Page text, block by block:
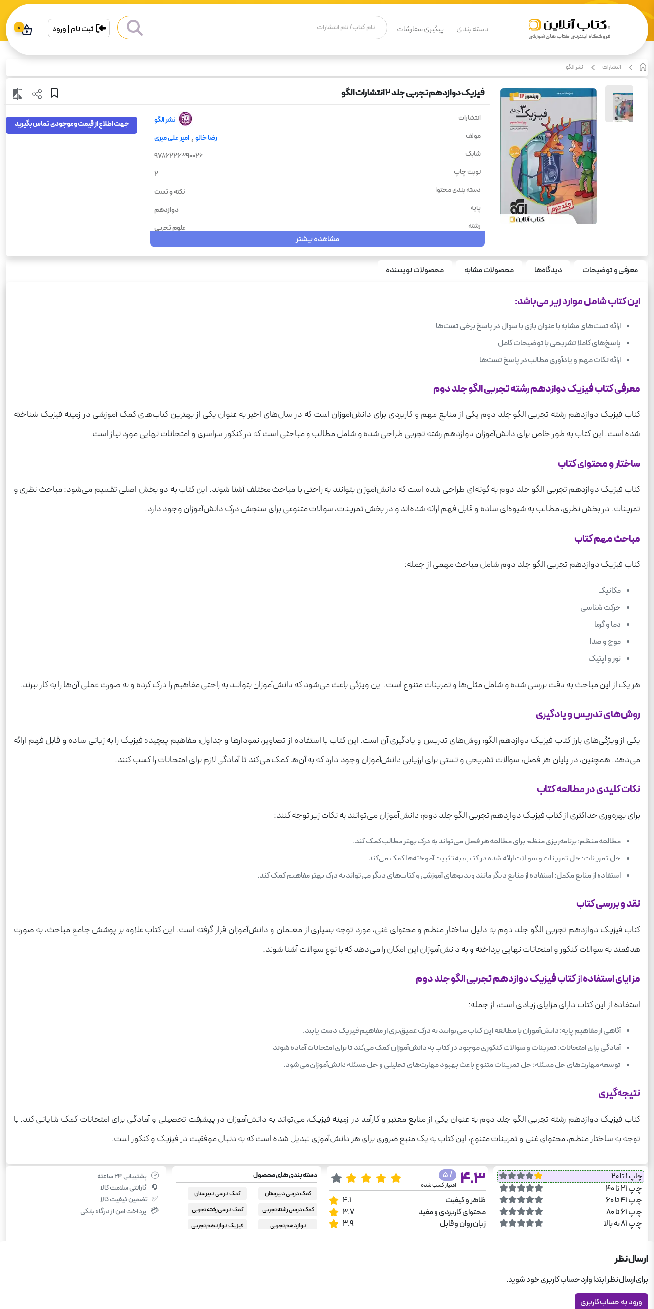
دسته بندی پیگیری سفارشات ثبت نام | ورود 0
انتشارات نشر الگو
فیزیک دوازدهم تجربی جلد 2 انتشارات الگو
انتشارات
نشر الگو
مولف
رضا خالو ،امیر علی میری
شابک
9786226390026
نوبت چاپ
2
دسته بندی محتوا
نکته و تست
پایه
دوازدهم
رشته
علوم تجربی
جامع
تعداد صفحه
مشاهده بیشتر
جهت اطلاع از قیمت و موجودی تماس بگیرید
معرفی و توضیحات دیدگاه‌ها محصولات مشابه محصولات نویسنده
این کتاب شامل موارد زیر می‌باشد:
ارائه تست‌های مشابه با عنوان بازی با سوال در پاسخ برخی تست‌ها
پاسخ‌های کاملا تشریحی با توضیحات کامل
ارائه نکات مهم و یادآوری مطالب در پاسخ تست‌ها
معرفی کتاب فیزیک دوازدهم رشته تجربی الگو جلد دوم
کتاب فیزیک دوازدهم رشته تجربی الگو جلد دوم یکی از منابع مهم و کاربردی برای دانش‌آموزان است که در سال‌های اخیر به عنوان یکی از بهترین کتاب‌های کمک آموزشی در زمینه فیزیک شناخته
شده است. این کتاب به طور خاص برای دانش‌آموزان دوازدهم رشته تجربی طراحی شده و شامل مطالب و مباحثی است که در کنکور سراسری و امتحانات نهایی مورد نیاز است.
ساختار و محتوای کتاب
کتاب فیزیک دوازدهم تجربی الگو جلد دوم به گونه‌ای طراحی شده است که دانش‌آموزان بتوانند به راحتی با مباحث مختلف آشنا شوند. این کتاب به دو بخش اصلی تقسیم می‌شود: مباحث نظری و
تمرینات. در بخش نظری، مطالب به شیوه‌ای ساده و قابل فهم ارائه شده‌اند و در بخش تمرینات، سوالات متنوعی برای سنجش درک دانش‌آموزان وجود دارد.
مباحث مهم کتاب
کتاب فیزیک دوازدهم تجربی الگو جلد دوم شامل مباحث مهمی از جمله:
مکانیک
حرکت شناسی
دما و گرما
موج و صدا
نور و اپتیک
هر یک از این مباحث به دقت بررسی شده و شامل مثال‌ها و تمرینات متنوع است. این ویژگی باعث می‌شود که دانش‌آموزان بتوانند به راحتی مفاهیم را درک کرده و به صورت عملی آن‌ها را به کار ببرند.
روش‌های تدریس و یادگیری
یکی از ویژگی‌های بارز کتاب فیزیک دوازدهم الگو، روش‌های تدریس و یادگیری آن است. این کتاب با استفاده از تصاویر، نمودارها و جداول، مفاهیم پیچیده فیزیک را به زبانی ساده و قابل فهم ارائه
می‌دهد. همچنین، در پایان هر فصل، سوالات تشریحی و تستی برای ارزیابی دانش‌آموزان وجود دارد که به آن‌ها کمک می‌کند تا آمادگی لازم برای امتحانات را کسب کنند.
نکات کلیدی در مطالعه کتاب
برای بهره‌وری حداکثری از کتاب فیزیک دوازدهم تجربی الگو جلد دوم، دانش‌آموزان می‌توانند به نکات زیر توجه کنند:
مطالعه منظم: برنامه‌ریزی منظم برای مطالعه هر فصل می‌تواند به درک بهتر مطالب کمک کند.
حل تمرینات: حل تمرینات و سوالات ارائه شده در کتاب، به تثبیت آموخته‌ها کمک می‌کند.
استفاده از منابع مکمل: استفاده از منابع دیگر مانند ویدیوهای آموزشی و کتاب‌های دیگر می‌تواند به درک بهتر مفاهیم کمک کند.
نقد و بررسی کتاب
کتاب فیزیک دوازدهم تجربی الگو جلد دوم به دلیل ساختار منظم و محتوای غنی، مورد توجه بسیاری از معلمان و دانش‌آموزان قرار گرفته است. این کتاب علاوه بر پوشش جامع مباحث، به صورت
هدفمند به سوالات کنکور و امتحانات نهایی پرداخته و به دانش‌آموزان این امکان را می‌دهد که با نوع سوالات آشنا شوند.
مزایای استفاده از کتاب فیزیک دوازدهم تجربی الگو جلد دوم
استفاده از این کتاب دارای مزایای زیادی است، از جمله:
آگاهی از مفاهیم پایه: دانش‌آموزان با مطالعه این کتاب می‌توانند به درک عمیق‌تری از مفاهیم فیزیک دست یابند.
آمادگی برای امتحانات: تمرینات و سوالات کنکوری موجود در کتاب به دانش‌آموزان کمک می‌کند تا برای امتحانات آماده شوند.
توسعه مهارت‌های حل مسئله: حل تمرینات متنوع باعث بهبود مهارت‌های تحلیلی و حل مسئله دانش‌آموزان می‌شود.
نتیجه‌گیری
کتاب فیزیک دوازدهم رشته تجربی الگو جلد دوم به عنوان یکی از منابع معتبر و کارآمد در زمینه فیزیک، می‌تواند به دانش‌آموزان در پیشرفت تحصیلی و آمادگی برای امتحانات کمک شایانی کند. با
توجه به ساختار منظم، محتوای غنی و تمرینات متنوع، این کتاب به یک منبع ضروری برای هر دانش‌آموزی تبدیل شده است که به دنبال موفقیت در فیزیک و کنکور است.
چاپ 1 تا 20
چاپ 21 تا 40
چاپ 41 تا 60
چاپ 61 تا 80
چاپ 81 به بالا
4.3
/ 5
امتیاز کسب شده
ظاهر و کیفیت
4.1
محتوای کاربردی و مفید
3.7
زبان روان و قابل
3.9
دسته بندی های محصول
کمک درسی دبیرستان
کمک درسی دبیرستان
کمک درسی رشته تجربی
کمک درسی رشته تجربی
دوازدهم تجربی
فیزیک دوازدهم تجربی
🕑 پشتیبانی ۲۴ ساعته
🔄 گارانتی سلامت کالا
✅ تضمین کیفیت کالا
💳 پرداخت امن از درگاه بانکی
ارسال نظر
برای ارسال نظر ابتدا وارد حساب کاربری خود شوید.
ورود به حساب کاربری